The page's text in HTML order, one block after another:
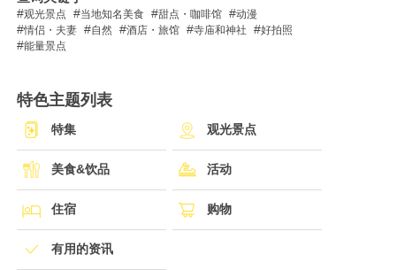
观光景点 当地知名美食 甜点・咖啡馆
动漫
情侣・夫妻
自然 酒店・旅馆 寺庙和神社
好拍照
能量景点
特色主题列表
特集 观光景点
美食&饮品 活动
住宿 购物
有用的资讯